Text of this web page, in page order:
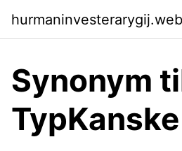
Synonym
TypKanske